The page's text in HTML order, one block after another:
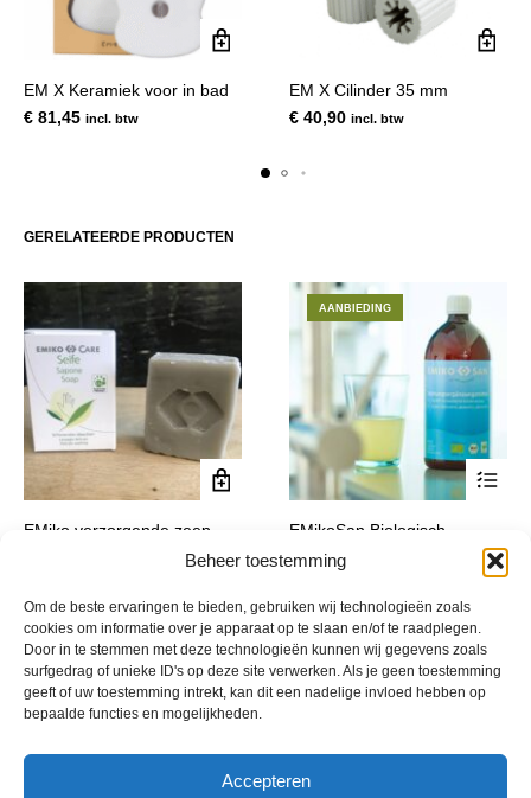
Beheer toestemming
Om de beste ervaringen te bieden, gebruiken wij technologieën zoals
cookies om informatie over je apparaat op te slaan en/of te raadplegen.
Door in te stemmen met deze technologieën kunnen wij gegevens zoals
surfgedrag of unieke ID's op deze site verwerken. Als je geen toestemming
geeft of uw toestemming intrekt, kan dit een nadelige invloed hebben op
bepaalde functies en mogelijkheden.
Accepteren
EM X Keramiek voor in bad
€ 81,45 incl. btw
EM X Cilinder 35 mm
€ 40,90 incl. btw
GERELATEERDE PRODUCTEN
EMiko verzorgende zeep
AANBIEDING
heeft
Deze
optie
kan
EMikoSan Biologisch
voedingssupplement
Prijsklasse:
€ 45,90
tot
€ 219,50
incl. btw